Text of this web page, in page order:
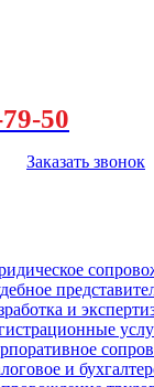
50
Заказать звонок
и
и